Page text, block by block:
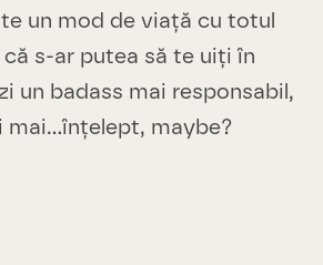
un mod de viață cu totul
s-ar putea să te uiți în
un badass mai responsabil,
mai...înțelept, maybe?